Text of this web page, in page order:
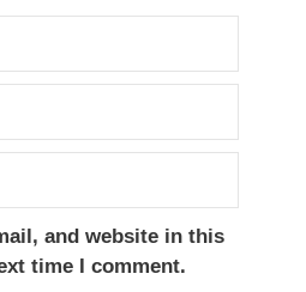
and website in this
time I comment.